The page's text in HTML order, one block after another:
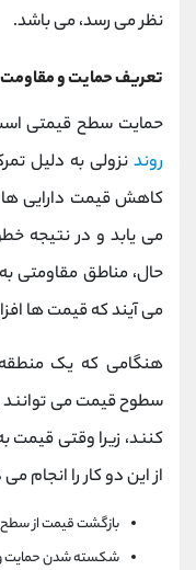
نظر می رسد، می باشد.
تعریف حمایت و مقاومت
حمایت سطح قیمتی
روند نزولی به دلیل
کاهش قیمت دارایی ها
می یابد و در نتیجه
حال، مناطق مقاومتی
می آیند که قیمت ها
هنگامی که یک
سطوح قیمت می توانند
کنند، زیرا وقتی
از این دو کار را انجام
بازگشت قیمت از
شکسته شدن حمایت و